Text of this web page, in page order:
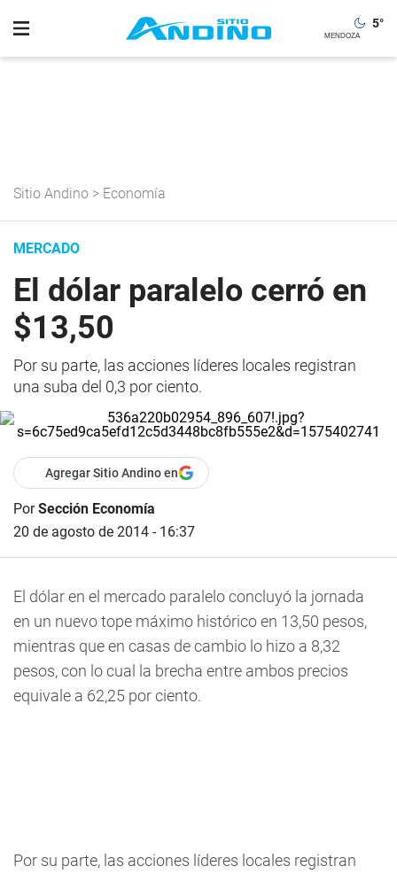
5°
Sitio Andino > Economía
MERCADO
El dólar paralelo cerró en
$13,50
Por su parte, las acciones líderes locales registran
una suba del 0,3 por ciento.
Agregar Sitio Andino en
PorSección Economía
20 de agosto de 2014 - 16:37
El dólar en el mercado paralelo concluyó la jornada
en un nuevo tope máximo histórico en 13,50 pesos,
mientras que en casas de cambio lo hizo a 8,32
pesos, con lo cual la brecha entre ambos precios
equivale a 62,25 por ciento.
Por su parte, las acciones líderes locales registran